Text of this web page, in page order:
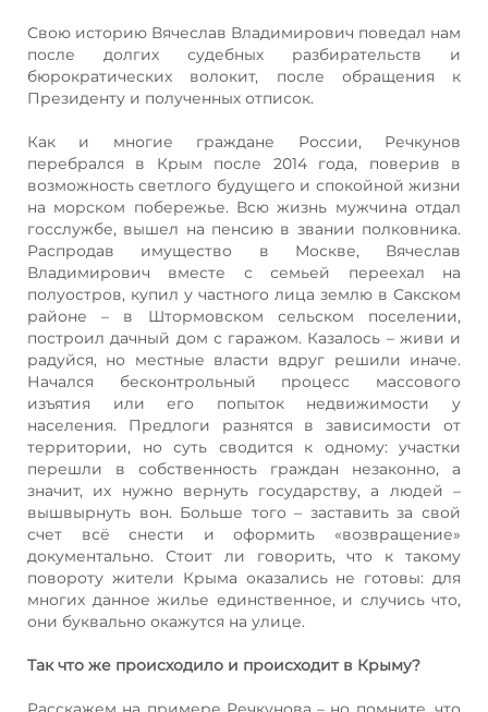
Свою историю Вячеслав Владимирович поведал нам
после долгих судебных разбирательств и
бюрократических волокит, после обращения к
Президенту и полученных отписок.
Как и многие граждане России, Речкунов
перебрался в Крым после 2014 года, поверив в
возможность светлого будущего и спокойной жизни
на морском побережье. Всю жизнь мужчина отдал
госслужбе, вышел на пенсию в звании полковника.
Распродав имущество в Москве, Вячеслав
Владимирович вместе с семьей переехал на
полуостров, купил у частного лица землю в Сакском
районе – в Штормовском сельском поселении,
построил дачный дом с гаражом. Казалось – живи и
радуйся, но местные власти вдруг решили иначе.
Начался бесконтрольный процесс массового
изъятия или его попыток недвижимости у
населения. Предлоги разнятся в зависимости от
территории, но суть сводится к одному: участки
перешли в собственность граждан незаконно, а
значит, их нужно вернуть государству, а людей –
вышвырнуть вон. Больше того – заставить за свой
счет всё снести и оформить «возвращение»
документально. Стоит ли говорить, что к такому
повороту жители Крыма оказались не готовы: для
многих данное жилье единственное, и случись что,
они буквально окажутся на улице.
Так что же происходило и происходит в Крыму?